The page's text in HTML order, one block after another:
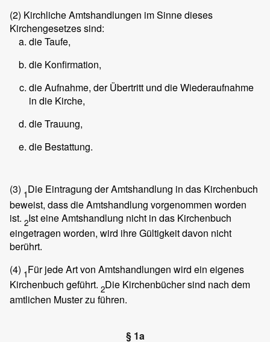
(2) Kirchliche Amtshandlungen im Sinne dieses
Kirchengesetzes sind:
die Taufe,
die Konfirmation,
die Aufnahme, der Übertritt und die Wiederaufnahme
in die Kirche,
die Trauung,
die Bestattung.
(3) 1Die Eintragung der Amtshandlung in das Kirchenbuch
beweist, dass die Amtshandlung vorgenommen worden
ist. 2Ist eine Amtshandlung nicht in das Kirchenbuch
eingetragen worden, wird ihre Gültigkeit davon nicht
berührt.
(4) 1Für jede Art von Amtshandlungen wird ein eigenes
Kirchenbuch geführt. 2Die Kirchenbücher sind nach dem
amtlichen Muster zu führen.
§ 1a